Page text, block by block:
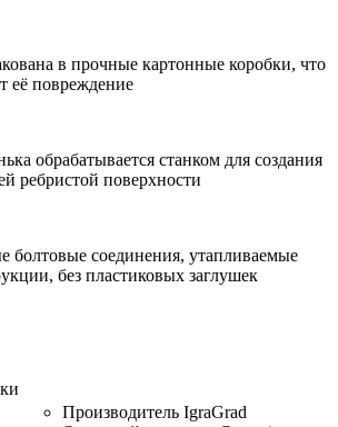
в прочные картонные коробки, что
её повреждение
обрабатывается станком для создания
ребристой поверхности
болтовые соединения, утапливаемые
без пластиковых заглушек
Производитель IgraGrad